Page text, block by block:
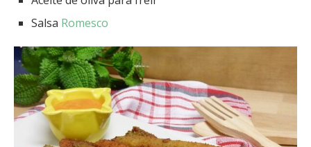
Salsa Romesco